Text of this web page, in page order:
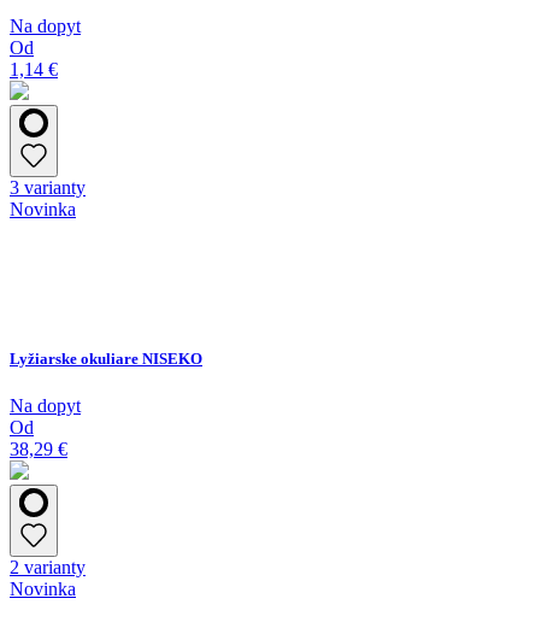
Na dopyt
Od
1,14 €
3 varianty
Novinka
Lyžiarske okuliare NISEKO
Na dopyt
Od
38,29 €
2 varianty
Novinka